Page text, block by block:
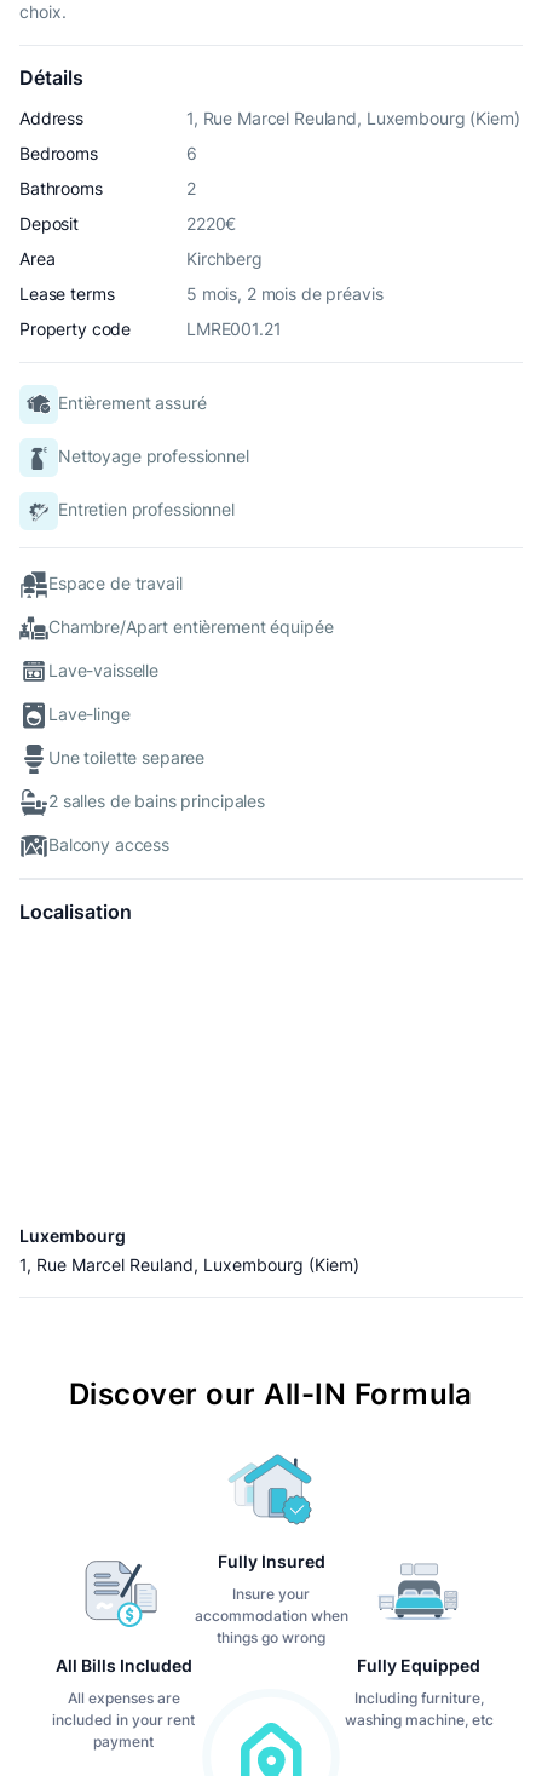
choix.
Détails
Address
1, Rue Marcel Reuland, Luxembourg (Kiem)
Bedrooms
6
Bathrooms
2
Deposit
2220€
Area
Kirchberg
Lease terms
5 mois, 2 mois de préavis
Property code
LMRE001.21
Entièrement assuré
Nettoyage professionnel
Entretien professionnel
Espace de travail
Chambre/Apart entièrement équipée
Lave-vaisselle
Lave-linge
Une toilette separee
2 salles de bains principales
Balcony access
Localisation
Luxembourg
1, Rue Marcel Reuland, Luxembourg (Kiem)
Discover our All-IN Formula
Fully Insured
Insure your
accommodation when
things go wrong
All Bills Included
All expenses are
included in your rent
payment
Fully Equipped
Including furniture,
washing machine, etc